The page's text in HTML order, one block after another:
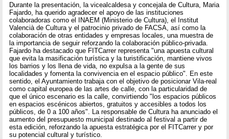
Durante la presentación, la vicealcaldesa y concejala de Cultura, Maria
Fajardo, ha querido agradecer el apoyo de las instituciones
colaboradoras como el INAEM (Ministerio de Cultura), el Institut
Valencià de Cultura y el patrocinio privado de FACSA, así como la
colaboración de otras entidades y empresas locales, una muestra de
la importancia de seguir reforzando la colaboración público-privada.
Fajardo ha destacado que FITCarrer representa "una apuesta cultural
que evita la masificación turística y la turistificación, mantiene vivos
los barrios y los llena de vida, no expulsa a la gente de sus
localidades y fomenta la convivencia en el espacio público". En este
sentido, el Ayuntamiento trabaja con el objetivo de posicionar Vila-real
como capital europea de las artes de calle, con la particularidad de
que el único escenario es la calle, convirtiendo "los espacios públicos
en espacios escénicos abiertos, gratuitos y accesibles a todos los
públicos, de 0 a 100 años". La responsable de Cultura ha anunciado el
aumento del presupuesto municipal destinado al festival a partir de
esta edición, reforzando la apuesta estratégica por el FITCarrer y por
su potencial cultural y turístico.